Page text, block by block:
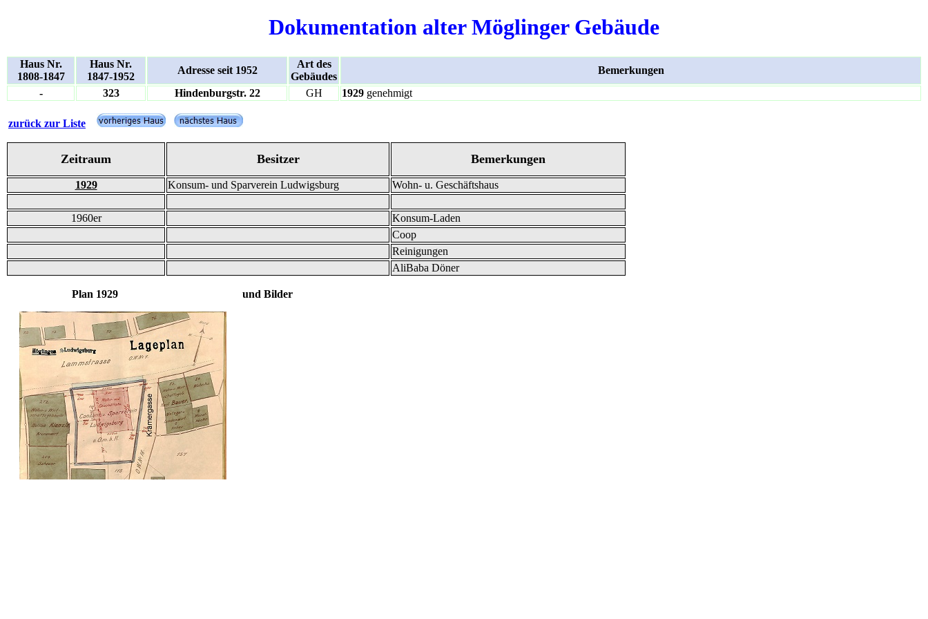
Dokumentation alter Möglinger Gebäude
Haus Nr.
1808-1847
Haus Nr.
1847-1952
Adresse seit 1952
Art des
Gebäudes
Bemerkungen
-
323 Hindenburgstr. 22 GH 1929 genehmigt
zurück zur Liste
Zeitraum Besitzer Bemerkungen
1929 Konsum- und Sparverein Ludwigsburg Wohn- u. Geschäftshaus
1960er
Konsum-Laden
Coop
Reinigungen
AliBaba Döner
Plan 1929 und Bilder